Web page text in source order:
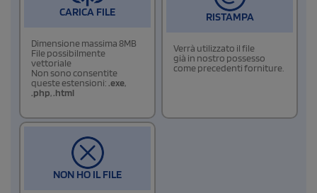
CARICA FILE
Dimensione massima 8MB
File possibilmente
vettoriale
Non sono consentite
queste estensioni:.exe,
.php,.html
RISTAMPA
Verrà utilizzato il file
già in nostro possesso
come precedenti forniture.
NON HO IL FILE